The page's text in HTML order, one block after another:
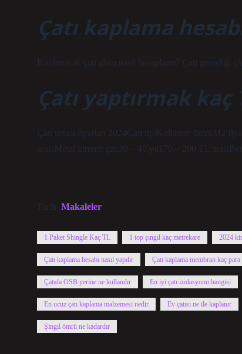
Çatı kaplama
Kaplanacak çatı alanı nasıl hesaplanır? Çatı genişliği
Çatı yaptırmak kaç
Çatı ustası fiyatları 2024Çatı tipiKullanım ömrüM2
arasıMetal kiremit çatı30 – 40 yıl170 – 200 TL
Tarih: Makaleler
1 Paket Shingle Kaç TL 1 top şıngıl kaç metrekare 2024
Çatı kaplama hesabı nasıl yapılır Çatı kaplama membran kaç para
Çatıda OSB yerine ne kullanılır En iyi çatı izolasyonu hangisi
En ucuz çatı kaplama malzemesi nedir Ev çatısı ne ile kaplanır
Şingıl ömrü ne kadardır